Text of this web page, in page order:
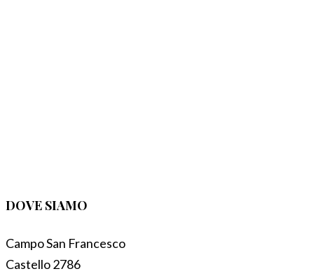
DOVE SIAMO
Campo San Francesco
Castello 2786